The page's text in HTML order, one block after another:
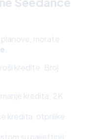
morate
kredite. Broj
kredita; 2K
kredita, otprilike
su najjeftiniji;